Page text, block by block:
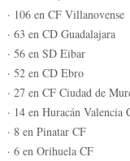
· 106 en CF Villanovense
· 63 en CD Guadalajara
· 56 en SD Eibar
· 52 en CD Ebro
· 27 en CF Ciudad de
· 14 en Huracán Valencia
· 8 en Pinatar CF
· 6 en Orihuela CF